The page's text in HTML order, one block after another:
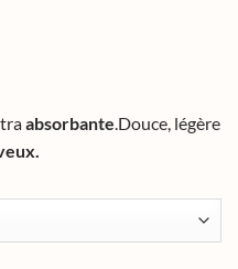
absorbante.Douce, légère